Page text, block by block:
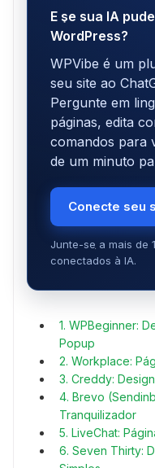
E se sua IA
WordPress?
WPVibe é um
seu site ao
Pergunte em
páginas, edita
comandos para
de um minuto
Conecte seu
Junte-se a mais de
conectados à IA.
1. WPBeginner:
Popup
2. Workplace:
3. Creddy:
4. Brevo
Tranquilizador
5. LiveChat:
6. Seven Thirty: